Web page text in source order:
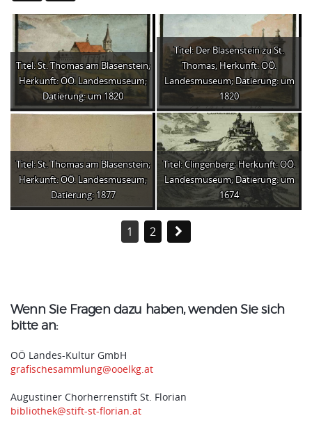
Titel: St. Thomas am Blasenstein;
Herkunft: OÖ. Landesmuseum;
Datierung: um 1820
Titel: Der Blasenstein zu St.
Thomas; Herkunft: OÖ.
Landesmuseum; Datierung: um
1820
Titel: St. Thomas am Blasenstein;
Herkunft: OÖ. Landesmuseum;
Datierung: 1877
Titel: Clingenberg; Herkunft: OÖ.
Landesmuseum; Datierung: um
1674
1 2
Wenn Sie Fragen dazu haben, wenden Sie sich
bitte an:
OÖ Landes-Kultur GmbH
grafischesammlung@ooelkg.at
Augustiner Chorherrenstift St. Florian
bibliothek@stift-st-florian.at